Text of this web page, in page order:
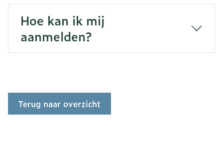
Hoe kan ik mij
aanmelden?
Terug naar overzicht